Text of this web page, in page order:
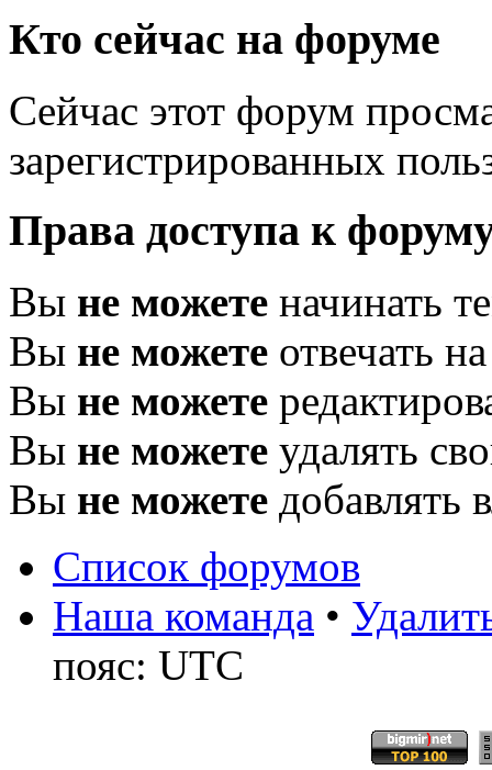
Кто сейчас на форуме
Сейчас этот форум
зарегистрированных
Права доступа к
Вы не можете начинать
Вы не можете отвечать
Вы не можете
Вы не можете удалять
Вы не можете добавлять
Список форумов
Наша команда •
пояс: UTC